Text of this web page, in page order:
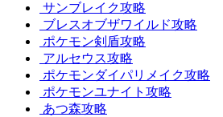
サンブレイク攻略
ブレスオブザワイルド攻略
ポケモン剣盾攻略
アルセウス攻略
ポケモンダイパリメイク攻略
ポケモンユナイト攻略
あつ森攻略